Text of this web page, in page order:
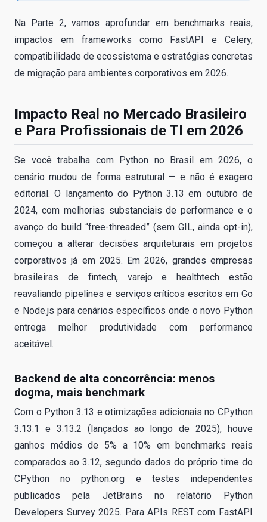
Na Parte 2, vamos aprofundar em benchmarks reais,
impactos em frameworks como FastAPI e Celery,
compatibilidade de ecossistema e estratégias concretas
de migração para ambientes corporativos em 2026.
Impacto Real no Mercado Brasileiro
e Para Profissionais de TI em 2026
Se você trabalha com Python no Brasil em 2026, o
cenário mudou de forma estrutural — e não é exagero
editorial. O lançamento do Python 3.13 em outubro de
2024, com melhorias substanciais de performance e o
avanço do build “free-threaded” (sem GIL, ainda opt-in),
começou a alterar decisões arquiteturais em projetos
corporativos já em 2025. Em 2026, grandes empresas
brasileiras de fintech, varejo e healthtech estão
reavaliando pipelines e serviços críticos escritos em Go
e Node.js para cenários específicos onde o novo Python
entrega melhor produtividade com performance
aceitável.
Backend de alta concorrência: menos
dogma, mais benchmark
Com o Python 3.13 e otimizações adicionais no CPython
3.13.1 e 3.13.2 (lançados ao longo de 2025), houve
ganhos médios de 5% a 10% em benchmarks reais
comparados ao 3.12, segundo dados do próprio time do
CPython no python.org e testes independentes
publicados pela JetBrains no relatório Python
Developers Survey 2025. Para APIs REST com FastAPI